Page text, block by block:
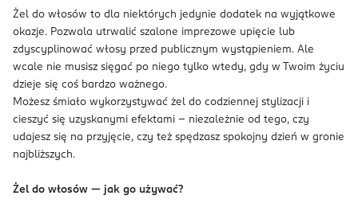
Żel do włosów to dla niektórych jedynie dodatek na wyjątkowe
okazje. Pozwala utrwalić szalone imprezowe upięcie lub
zdyscyplinować włosy przed publicznym wystąpieniem. Ale
wcale nie musisz sięgać po niego tylko wtedy, gdy w Twoim życiu
dzieje się coś bardzo ważnego.
Możesz śmiało wykorzystywać żel do codziennej stylizacji i
cieszyć się uzyskanymi efektami – niezależnie od tego, czy
udajesz się na przyjęcie, czy też spędzasz spokojny dzień w gronie
najbliższych.
Żel do włosów — jak go używać?